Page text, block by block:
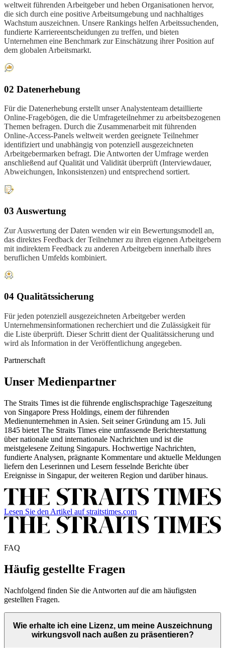
weltweit führenden Arbeitgeber und heben Organisationen hervor,
die sich durch eine positive Arbeitsumgebung und nachhaltiges
Wachstum auszeichnen. Unsere Rankings helfen Arbeitssuchenden,
fundierte Karriereentscheidungen zu treffen, und bieten
Unternehmen eine Benchmark zur Einschätzung ihrer Position auf
dem globalen Arbeitsmarkt.
02 Datenerhebung
Für die Datenerhebung erstellt unser Analystenteam detaillierte
Online-Fragebögen, die die Umfrageteilnehmer zu arbeitsbezogenen
Themen befragen. Durch die Zusammenarbeit mit führenden
Online-Access-Panels weltweit werden geeignete Teilnehmer
identifiziert und unabhängig von potenziell ausgezeichneten
Arbeitgebermarken befragt. Die Antworten der Umfrage werden
anschließend auf Qualität und Validität überprüft (Interviewdauer,
Abweichungen, Inkonsistenzen) und entsprechend sortiert.
03 Auswertung
Zur Auswertung der Daten wenden wir ein Bewertungsmodell an,
das direktes Feedback der Teilnehmer zu ihren eigenen Arbeitgebern
mit indirektem Feedback zu anderen Arbeitgebern innerhalb ihres
beruflichen Umfelds kombiniert.
04 Qualitätssicherung
Für jeden potenziell ausgezeichneten Arbeitgeber werden
Unternehmensinformationen recherchiert und die Zulässigkeit für
die Liste überprüft. Dieser Schritt dient der Qualitätssicherung und
wird als Information in der Veröffentlichung angegeben.
Partnerschaft
Unser Medienpartner
The Straits Times ist die führende englischsprachige Tageszeitung
von Singapore Press Holdings, einem der führenden
Medienunternehmen in Asien. Seit seiner Gründung am 15. Juli
1845 bietet The Straits Times eine umfassende Berichterstattung
über nationale und internationale Nachrichten und ist die
meistgelesene Zeitung Singapurs. Hochwertige Nachrichten,
fundierte Analysen, prägnante Kommentare und aktuelle Meldungen
liefern den Leserinnen und Lesern fesselnde Berichte über
Ereignisse in Singapur, der weiteren Region und darüber hinaus.
Lesen Sie den Artikel auf straitstimes.com
FAQ
Häufig gestellte Fragen
Nachfolgend finden Sie die Antworten auf die am häufigsten
gestellten Fragen.
Wie erhalte ich eine Lizenz, um meine Auszeichnung
wirkungsvoll nach außen zu präsentieren?